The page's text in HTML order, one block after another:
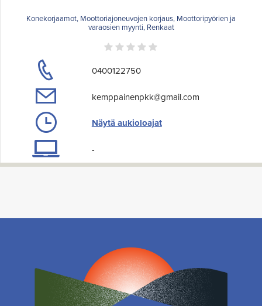
Konekorjaamot, Moottoriajoneuvojen korjaus, Moottoripyörien ja
varaosien myynti, Renkaat
0400122750
kemppainenpkk@gmail.com
Näytä aukioloajat
-